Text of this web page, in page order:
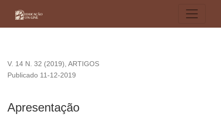
V. 14 N. 32 (2019), ARTIGOS
Apresentação
Publicado 11-12-2019